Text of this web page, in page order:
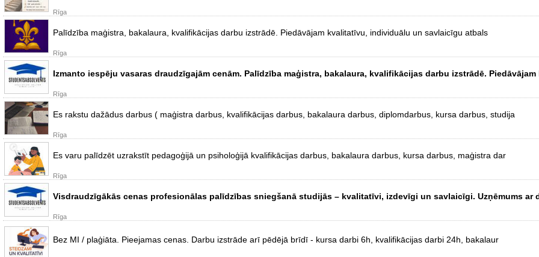
Rīga
Palīdzība maģistra, bakalaura, kvalifikācijas darbu izstrādē. Piedāvājam kvalitatīvu, individuālu un savlaicīgu atbals
Rīga
Izmanto iespēju vasaras draudzīgajām cenām. Palīdzība maģistra, bakalaura, kvalifikācijas darbu izstrādē. Piedāvājam
Rīga
Es rakstu dažādus darbus ( maģistra darbus, kvalifikācijas darbus, bakalaura darbus, diplomdarbus, kursa darbus, studija
Rīga
Es varu palīdzēt uzrakstīt pedagoģijā un psiholoģijā kvalifikācijas darbus, bakalaura darbus, kursa darbus, maģistra dar
Rīga
Visdraudzīgākās cenas profesionālas palīdzības sniegšanā studijās – kvalitatīvi, izdevīgi un savlaicīgi. Uzņēmums ar
Rīga
Bez MI / plaģiāta. Pieejamas cenas. Darbu izstrāde arī pēdējā brīdī - kursa darbi 6h, kvalifikācijas darbi 24h, bakalaur